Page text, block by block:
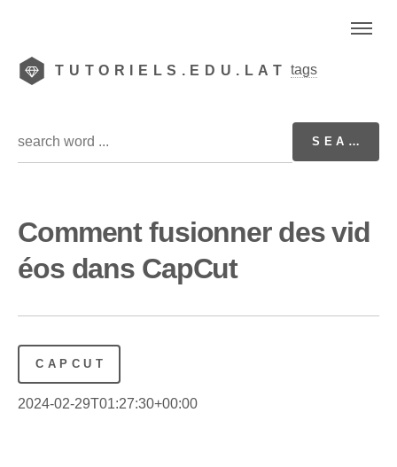
TUTORIELS.EDU.LAT tags
Comment fusionner des vid
éos dans CapCut
CAPCUT
2024-02-29T01:27:30+00:00